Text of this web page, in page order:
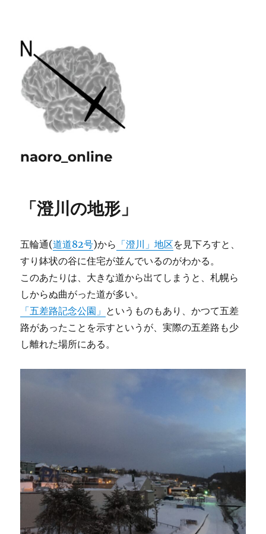
naoro_online
「澄川の地形」
五輪通(道道82号)から 「澄川」地区を見下ろすと、
すり鉢状の谷に住宅が並んでいるのがわかる。
このあたりは、大きな道から出てしまうと、札幌ら
しからぬ曲がった道が多い。
「五差路記念公園」 というものもあり、かつて五差
路があったことを示すというが、実際の五差路も少
し離れた場所にある。